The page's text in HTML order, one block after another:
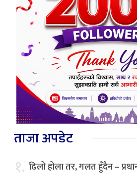
ताजा अपडेट
१. ढिलो होला तर, गलत हुँदैन –